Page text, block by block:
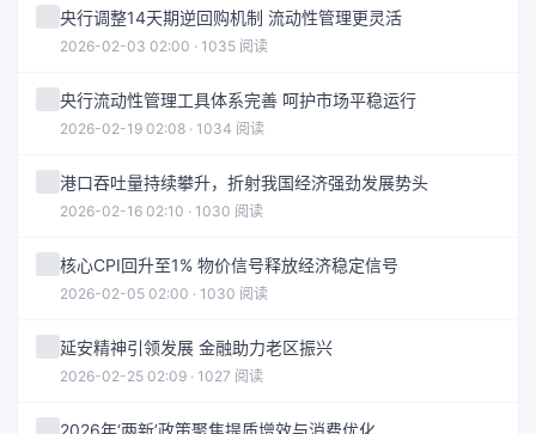
央行调整14天期逆回购机制 流动性管理更灵活
2026-02-03 02:00 · 1035 阅读
央行流动性管理工具体系完善 呵护市场平稳运行
2026-02-19 02:08 · 1034 阅读
港口吞吐量持续攀升，折射我国经济强劲发展势头
2026-02-16 02:10 · 1030 阅读
核心CPI回升至1% 物价信号释放经济稳定信号
2026-02-05 02:00 · 1030 阅读
延安精神引领发展 金融助力老区振兴
2026-02-25 02:09 · 1027 阅读
2026年‘两新’政策聚焦提质增效与消费优化